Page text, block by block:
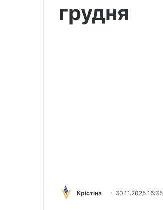
грудня
Крістіна 30.11.2025 16:35